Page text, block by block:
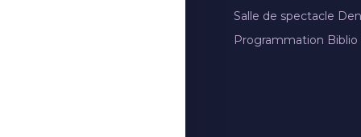
Salle de spectacle
Programmation Biblio